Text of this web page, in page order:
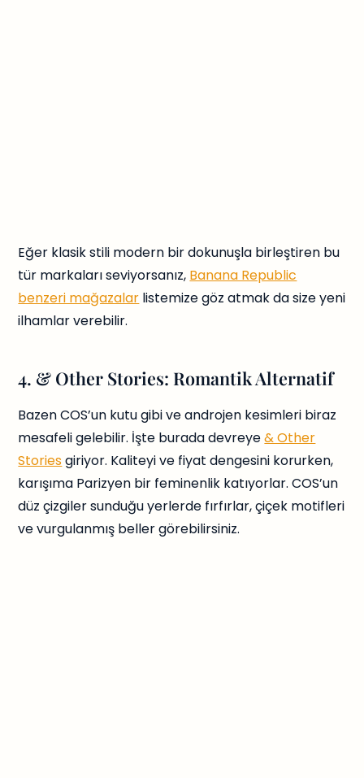
Eğer klasik stili modern bir dokunuşla birleştiren bu
tür markaları seviyorsanız, Banana Republic
benzeri mağazalar listemize göz atmak da size yeni
ilhamlar verebilir.
4. & Other Stories: Romantik Alternatif
Bazen COS’un kutu gibi ve androjen kesimleri biraz
mesafeli gelebilir. İşte burada devreye& Other
Storiesgiriyor. Kaliteyi ve fiyat dengesini korurken,
karışıma Parizyen bir feminenlik katıyorlar. COS’un
düz çizgiler sunduğu yerlerde fırfırlar, çiçek motifleri
ve vurgulanmış beller görebilirsiniz.